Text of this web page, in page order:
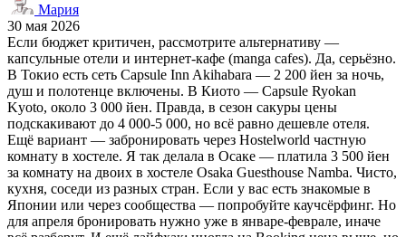
Мария
30 мая 2026
Если бюджет критичен, рассмотрите альтернативу —
капсульные отели и интернет-кафе (manga cafes). Да, серьёзно.
В Токио есть сеть Capsule Inn Akihabara — 2 200 йен за ночь,
душ и полотенце включены. В Киото — Capsule Ryokan
Kyoto, около 3 000 йен. Правда, в сезон сакуры цены
подскакивают до 4 000-5 000, но всё равно дешевле отеля.
Ещё вариант — забронировать через Hostelworld частную
комнату в хостеле. Я так делала в Осаке — платила 3 500 йен
за комнату на двоих в хостеле Osaka Guesthouse Namba. Чисто,
кухня, соседи из разных стран. Если у вас есть знакомые в
Японии или через сообщества — попробуйте каучсёрфинг. Но
для апреля бронировать нужно уже в январе-феврале, иначе